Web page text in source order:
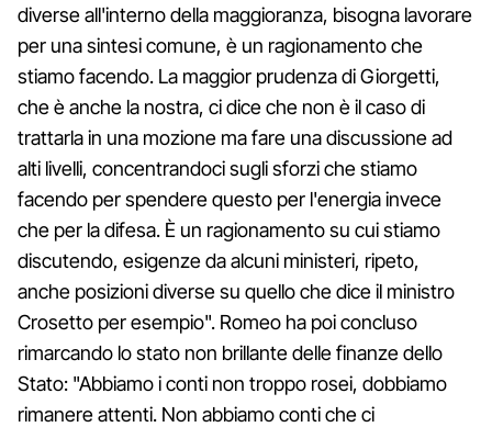
diverse all'interno della maggioranza, bisogna lavorare
per una sintesi comune, è un ragionamento che
stiamo facendo. La maggior prudenza di Giorgetti,
che è anche la nostra, ci dice che non è il caso di
trattarla in una mozione ma fare una discussione ad
alti livelli, concentrandoci sugli sforzi che stiamo
facendo per spendere questo per l'energia invece
che per la difesa. È un ragionamento su cui stiamo
discutendo, esigenze da alcuni ministeri, ripeto,
anche posizioni diverse su quello che dice il ministro
Crosetto per esempio". Romeo ha poi concluso
rimarcando lo stato non brillante delle finanze dello
Stato: "Abbiamo i conti non troppo rosei, dobbiamo
rimanere attenti. Non abbiamo conti che ci